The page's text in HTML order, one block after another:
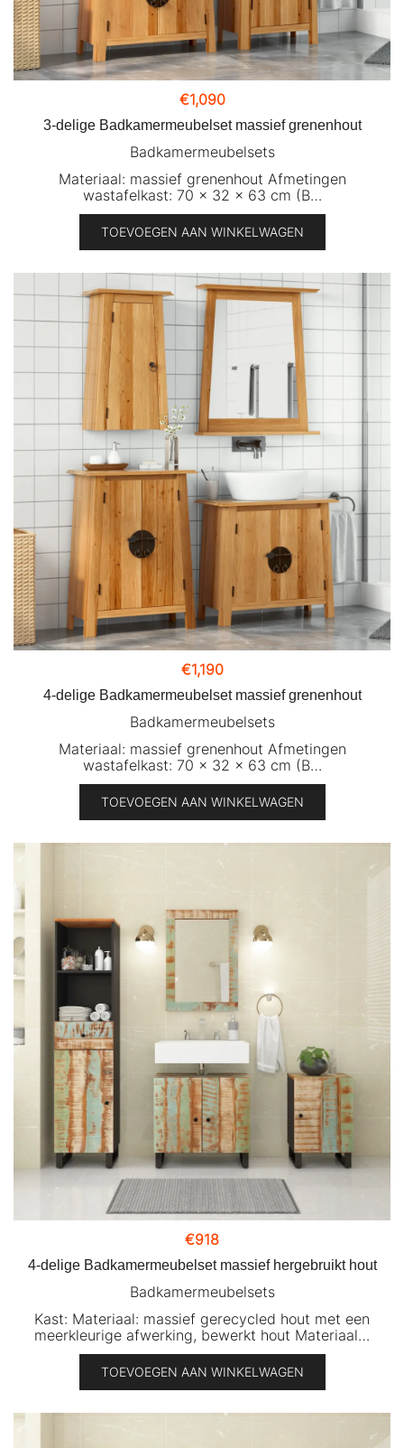
€1,090
3-delige Badkamermeubelset massief grenenhout
Badkamermeubelsets
Materiaal: massief grenenhout Afmetingen
wastafelkast: 70 x 32 x 63 cm (B…
TOEVOEGEN AAN WINKELWAGEN
€1,190
4-delige Badkamermeubelset massief grenenhout
Badkamermeubelsets
Materiaal: massief grenenhout Afmetingen
wastafelkast: 70 x 32 x 63 cm (B…
TOEVOEGEN AAN WINKELWAGEN
€918
4-delige Badkamermeubelset massief hergebruikt hout
Badkamermeubelsets
Kast: Materiaal: massief gerecycled hout met een
meerkleurige afwerking, bewerkt hout Materiaal…
TOEVOEGEN AAN WINKELWAGEN